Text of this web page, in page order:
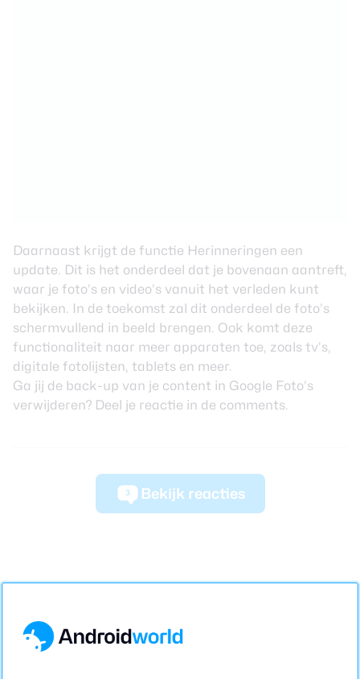
Daarnaast krijgt de functie Herinneringen een
update. Dit is het onderdeel dat je bovenaan aantreft,
waar je foto’s en video’s vanuit het verleden kunt
bekijken. In de toekomst zal dit onderdeel de foto’s
schermvullend in beeld brengen. Ook komt deze
functionaliteit naar meer apparaten toe, zoals tv’s,
digitale fotolijsten, tablets en meer.
Ga jij de back-up van je content in Google Foto’s
verwijderen? Deel je reactie in de comments.
3 Bekijk reacties